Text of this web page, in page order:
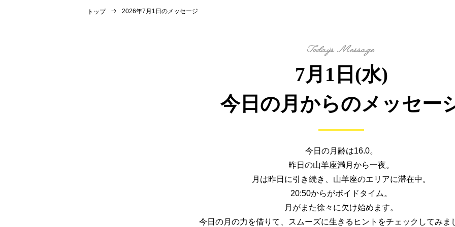
トップ 2026年7月1日のメッセージ
7月1日(水)
今日の月からのメッセー
今日の月齢は16.0。
昨日の山羊座満月から一夜。
月は昨日に引き続き、山羊座のエリアに滞在中。
20:50からがボイドタイム。
月がまた徐々に欠け始めます。
今日の月の力を借りて、
スムーズに生きるヒントをチェックしてみま